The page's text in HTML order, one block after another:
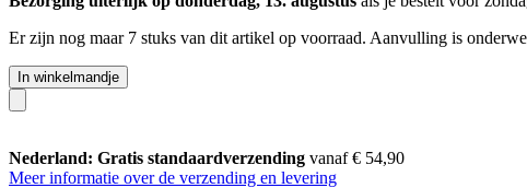
Er zijn nog maar 7 stuks van dit artikel op voorraad. Aanvulling is
In winkelmandje
Nederland: Gratis standaardverzending vanaf € 54,90
Meer informatie over de verzending en levering